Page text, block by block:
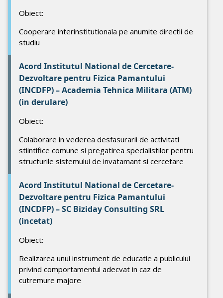
Obiect:
Cooperare interinstitutionala pe anumite directii de
studiu
Acord Institutul National de Cercetare-
Dezvoltare pentru Fizica Pamantului
(INCDFP) – Academia Tehnica Militara (ATM)
(in derulare)
Obiect:
Colaborare in vederea desfasurarii de activitati
stiintifice comune si pregatirea specialistilor pentru
structurile sistemului de invatamant si cercetare
Acord Institutul National de Cercetare-
Dezvoltare pentru Fizica Pamantului
(INCDFP) – SC Biziday Consulting SRL
(incetat)
Obiect:
Realizarea unui instrument de educatie a publicului
privind comportamentul adecvat in caz de
cutremure majore